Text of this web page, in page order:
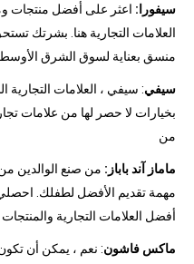
سيفورا: اعثر على أفضل منتجات
العلامات التجارية هنا. بشرتك
منسق بعناية لسوق الشرق
سيفي: سيفي ، العلامات التجارية
بخيارات لا حصر لها من علامات
من
ماماز آند باباز: من صنع الوالدين من
مهمة تقديم الأفضل لطفلك.
أفضل العلامات التجارية والمنتجات
ماكس فاشون: نعم ، يمكن أن